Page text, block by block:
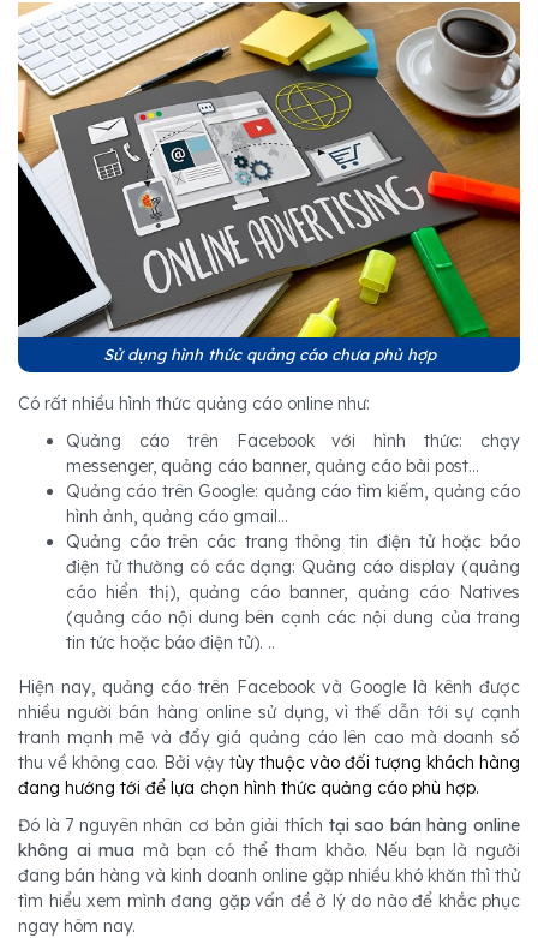
Sử dụng hình thức quảng cáo chưa phù hợp
Có rất nhiều hình thức quảng cáo online như:
Quảng cáo trên Facebook với hình thức: chạy
messenger, quảng cáo banner, quảng cáo bài post...
Quảng cáo trên Google: quảng cáo tìm kiếm, quảng cáo
hình ảnh, quảng cáo gmail...
Quảng cáo trên các trang thông tin điện tử hoặc báo
điện tử thường có các dạng: Quảng cáo display (quảng
cáo hiển thị), quảng cáo banner, quảng cáo Natives
(quảng cáo nội dung bên cạnh các nội dung của trang
tin tức hoặc báo điện tử). ..
Hiện nay, quảng cáo trên Facebook và Google là kênh được
nhiều người bán hàng online sử dụng, vì thế dẫn tới sự cạnh
tranh mạnh mẽ và đẩy giá quảng cáo lên cao mà doanh số
thu về không cao. Bởi vậy tùy thuộc vào đối tượng khách hàng
đang hướng tới để lựa chọn hình thức quảng cáo phù hợp.
Đó là 7 nguyên nhân cơ bản giải thích tại sao bán hàng online
không ai mua mà bạn có thể tham khảo. Nếu bạn là người
đang bán hàng và kinh doanh online gặp nhiều khó khăn thì thử
tìm hiểu xem mình đang gặp vấn đề ở lý do nào để khắc phục
ngay hôm nay.